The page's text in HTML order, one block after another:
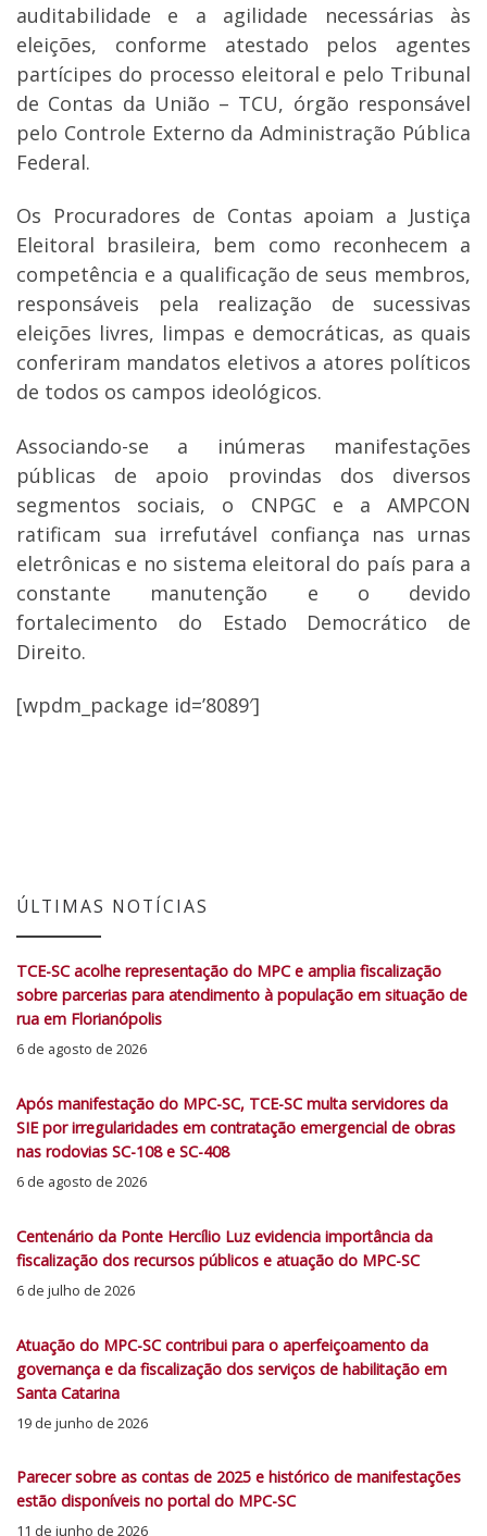
auditabilidade e a agilidade necessárias às
eleições, conforme atestado pelos agentes
partícipes do processo eleitoral e pelo Tribunal
de Contas da União – TCU, órgão responsável
pelo Controle Externo da Administração Pública
Federal.
Os Procuradores de Contas apoiam a Justiça
Eleitoral brasileira, bem como reconhecem a
competência e a qualificação de seus membros,
responsáveis pela realização de sucessivas
eleições livres, limpas e democráticas, as quais
conferiram mandatos eletivos a atores políticos
de todos os campos ideológicos.
Associando-se a inúmeras manifestações
públicas de apoio provindas dos diversos
segmentos sociais, o CNPGC e a AMPCON
ratificam sua irrefutável confiança nas urnas
eletrônicas e no sistema eleitoral do país para a
constante manutenção e o devido
fortalecimento do Estado Democrático de
Direito.
[wpdm_package id=’8089′]
ÚLTIMAS NOTÍCIAS
TCE-SC acolhe representação do MPC e amplia fiscalização
sobre parcerias para atendimento à população em situação de
rua em Florianópolis
6 de agosto de 2026
Após manifestação do MPC-SC, TCE-SC multa servidores da
SIE por irregularidades em contratação emergencial de obras
nas rodovias SC-108 e SC-408
6 de agosto de 2026
Centenário da Ponte Hercílio Luz evidencia importância da
fiscalização dos recursos públicos e atuação do MPC-SC
6 de julho de 2026
Atuação do MPC-SC contribui para o aperfeiçoamento da
governança e da fiscalização dos serviços de habilitação em
Santa Catarina
19 de junho de 2026
Parecer sobre as contas de 2025 e histórico de manifestações
estão disponíveis no portal do MPC-SC
11 de junho de 2026